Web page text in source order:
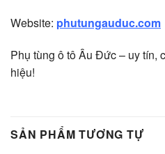
Website: phutungauduc.com
Phụ tùng ô tô Âu Đức – uy tín,
hiệu!
SẢN PHẨM TƯƠNG TỰ